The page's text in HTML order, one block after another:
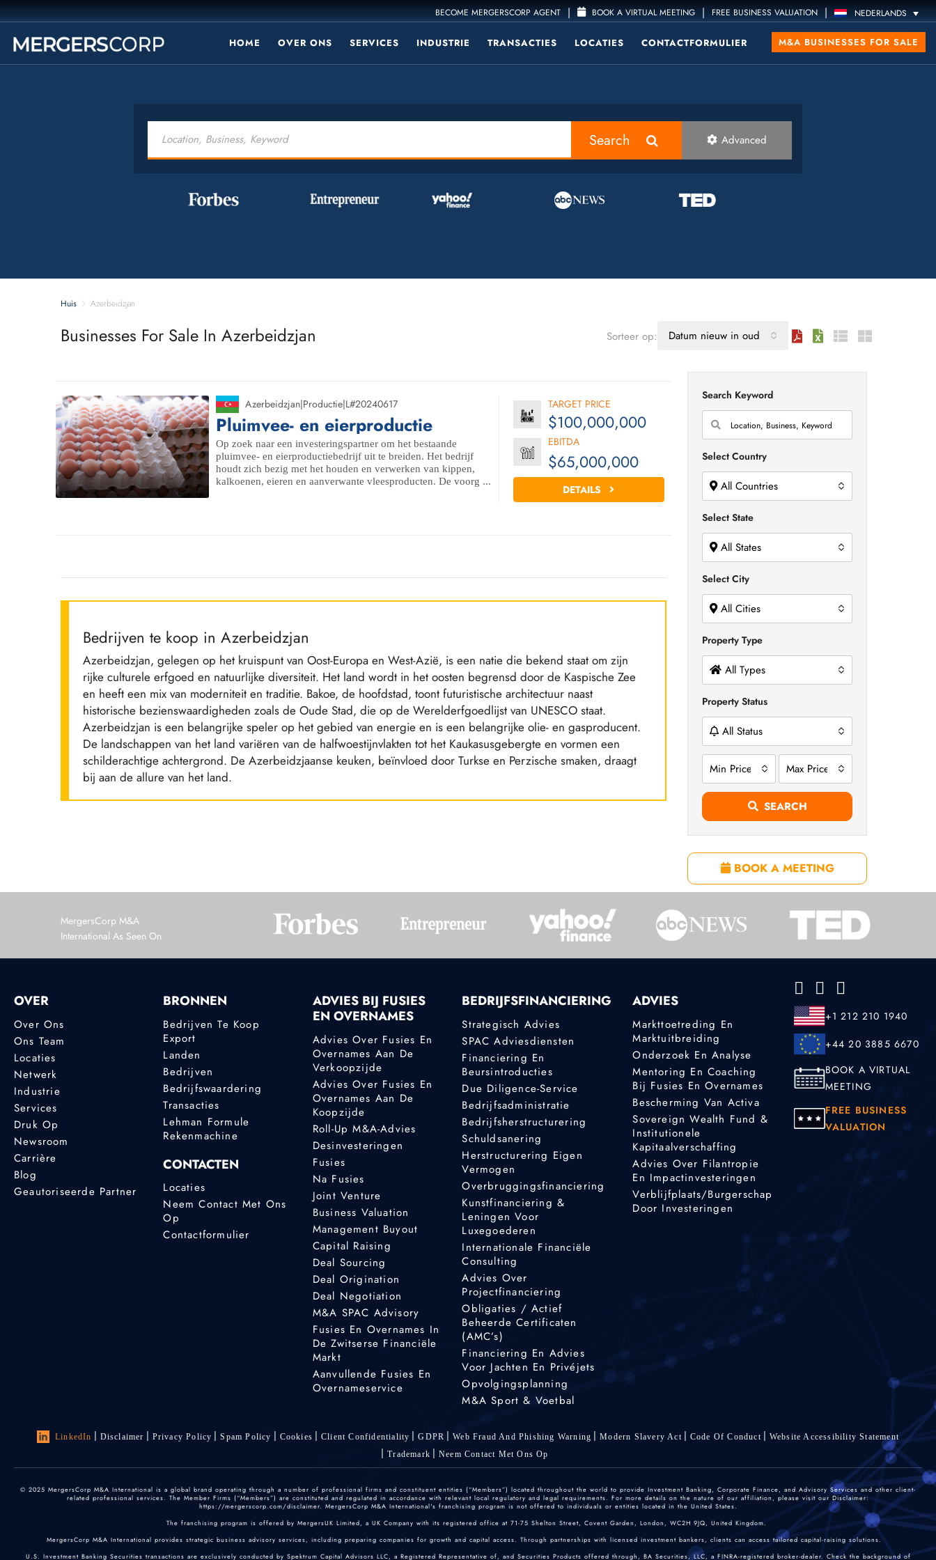
BECOME MERGERSCORP AGENT | BOOK A VIRTUAL MEETING | FREE BUSINESS VALUATION | NEDERLANDS
HOME OVER ONS SERVICES INDUSTRIE TRANSACTIES LOCATIES CONTACTFORMULIER M&A BUSINESSES FOR SALE
Search Advanced
Huis Azerbeidzjan
Businesses For Sale In Azerbeidzjan Sorteer op: Datum nieuw in oud
Azerbeidzjan|Productie|L#20240617
Pluimvee- en eierproductie
Op zoek naar een investeringspartner om het bestaande
pluimvee- en eierproductiebedrijf uit te breiden. Het bedrijf
houdt zich bezig met het houden en verwerken van kippen,
kalkoenen, eieren en aanverwante vleesproducten. De voorg ...
TARGET PRICE
$100,000,000
EBITDA
$65,000,000
DETAILS
Bedrijven te koop in Azerbeidzjan
Azerbeidzjan, gelegen op het kruispunt van Oost-Europa en West-Azië, is een natie die bekend staat om zijn
rijke culturele erfgoed en natuurlijke diversiteit. Het land wordt in het oosten begrensd door de Kaspische Zee
en heeft een mix van moderniteit en traditie. Bakoe, de hoofdstad, toont futuristische architectuur naast
historische bezienswaardigheden zoals de Oude Stad, die op de Werelderfgoedlijst van UNESCO staat.
Azerbeidzjan is een belangrijke speler op het gebied van energie en is een belangrijke olie- en gasproducent.
De landschappen van het land variëren van de halfwoestijnvlakten tot het Kaukasusgebergte en vormen een
schilderachtige achtergrond. De Azerbeidzjaanse keuken, beïnvloed door Turkse en Perzische smaken, draagt
bij aan de allure van het land.
Search Keyword
Select Country
All Countries
Select State
All States
Select City
All Cities
Property Type
All Types
Property Status
All Status
Min Price Max Price
SEARCH
BOOK A MEETING
MergersCorp M&A
International As Seen On
OVER
Over Ons
Ons Team
Locaties
Netwerk
Industrie
Services
Druk Op
Newsroom
Carrière
Blog
Geautoriseerde Partner
BRONNEN
Bedrijven Te Koop
Export
Landen
Bedrijven
Bedrijfswaardering
Transacties
Lehman Formule
Rekenmachine
CONTACTEN
Locaties
Neem Contact Met Ons
Op
Contactformulier
ADVIES BIJ FUSIES
EN OVERNAMES
Advies Over Fusies En
Overnames Aan De
Verkoopzijde
Advies Over Fusies En
Overnames Aan De
Koopzijde
Roll-Up M&A-Advies
Desinvesteringen
Fusies
Na Fusies
Joint Venture
Business Valuation
Management Buyout
Capital Raising
Deal Sourcing
Deal Origination
Deal Negotiation
M&A SPAC Advisory
Fusies En Overnames In
De Zwitserse Financiële
Markt
Aanvullende Fusies En
Overnameservice
BEDRIJFSFINANCIERING
Strategisch Advies
SPAC Adviesdiensten
Financiering En
Beursintroducties
Due Diligence-Service
Bedrijfsadministratie
Bedrijfsherstructurering
Schuldsanering
Herstructurering Eigen
Vermogen
Overbruggingsfinanciering
Kunstfinanciering &
Leningen Voor
Luxegoederen
Internationale Financiële
Consulting
Advies Over
Projectfinanciering
Obligaties / Actief
Beheerde Certificaten
(AMC’s)
Financiering En Advies
Voor Jachten En Privéjets
Opvolgingsplanning
M&A Sport & Voetbal
ADVIES
Markttoetreding En
Marktuitbreiding
Onderzoek En Analyse
Mentoring En Coaching
Bij Fusies En Overnames
Bescherming Van Activa
Sovereign Wealth Fund &
Institutionele
Kapitaalverschaffing
Advies Over Filantropie
En Impactinvesteringen
Verblijfplaats/burgerschap
Door Investeringen
+1 212 210 1940
+44 20 3885 6670
BOOK A VIRTUAL
MEETING
FREE BUSINESS
VALUATION
LinkedIn Disclaimer Privacy Policy Spam Policy Cookies Client Confidentiality GDPR Web Fraud And Phishing Warning Modern Slavery Act Code Of Conduct
Website Accessibility Statement
Trademark
Neem Contact Met Ons Op
© 2025 MergersCorp M&A International is a global brand operating through a number of professional firms and constituent entities (“Members”) located throughout the world to provide Investment Banking, Corporate Finance, and Advisory Services and other client-
related professional services. The Member Firms (“Members”) are constituted and regulated in accordance with relevant local regulatory and legal requirements. For more details on the nature of our affiliation, please visit our Disclaimer:
https://mergerscorp.com/disclaimer. MergersCorp M&A International's franchising program is not offered to individuals or entities located in the United States.
The franchising program is offered by MergersUK Limited, a UK Company with its registered office at 71-75 Shelton Street, Covent Garden, London, WC2H 9JQ, United Kingdom.
MergersCorp M&A International provides strategic business advisory services, including preparing companies for growth and capital access. Through partnerships with licensed investment bankers, clients can access tailored capital-raising solutions.
U.S. Investment Banking Securities transactions are exclusively conducted by Spektrum Capital Advisors LLC, a Registered Representative of, and Securities Products offered through, BA Securities, LLC, a FINRA-registered broker-dealer. Check the background of